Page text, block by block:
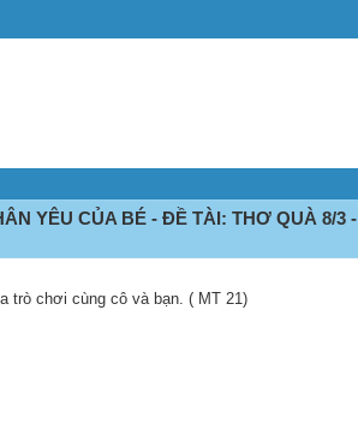
YÊU CỦA BÉ - ĐỀ TÀI: THƠ QUÀ 8/3 -
trò chơi cùng cô và bạn. ( MT 21)